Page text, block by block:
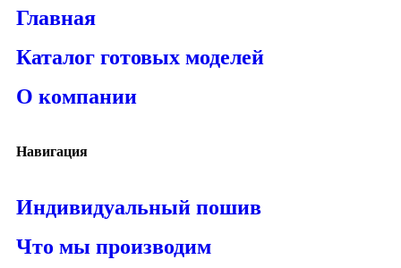
Главная
Каталог готовых моделей
О компании
Навигация
Индивидуальный пошив
Что мы производим